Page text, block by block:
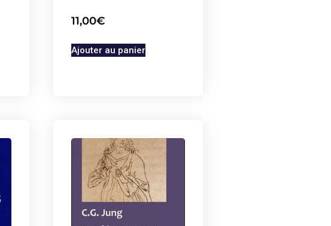
11,00€
Ajouter au panier